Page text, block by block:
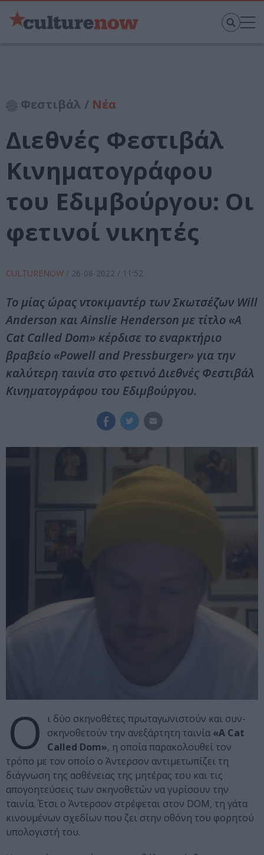
Φεστιβάλ / Νέα
Διεθνές Φεστιβάλ
Κινηματογράφου
του Εδιμβούργου: Οι
φετινοί νικητές
CULTURENOW / 26-08-2022 / 11:52
Το μίας ώρας ντοκιμαντέρ των Σκωτσέζων Will
Anderson και Ainslie Henderson με τίτλο «A
Cat Called Dom» κέρδισε το εναρκτήριο
βραβείο «Powell and Pressburger» για την
καλύτερη ταινία στο φετινό Διεθνές Φεστιβάλ
Κινηματογράφου του Εδιμβούργου.
Ο
ι δύο σκηνοθέτες πρωταγωνιστούν και συν-
σκηνοθετούν την ανεξάρτητη ταινία «A Cat
Called Dom», η οποία παρακολουθεί τον
τρόπο με τον οποίο ο Άντερσον αντιμετωπίζει τη
διάγνωση της ασθένειας της μητέρας του και τις
απογοητεύσεις των σκηνοθετών να γυρίσουν την
ταινία. Έτσι ο Άντερσον στρέφεται στον DOM, τη γάτα
κινουμένων σχεδίων που ζει στην οθόνη του φορητού
υπολογιστή του.